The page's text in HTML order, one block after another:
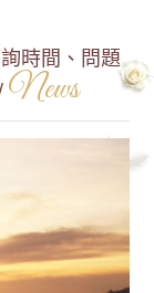
時間、問題
News